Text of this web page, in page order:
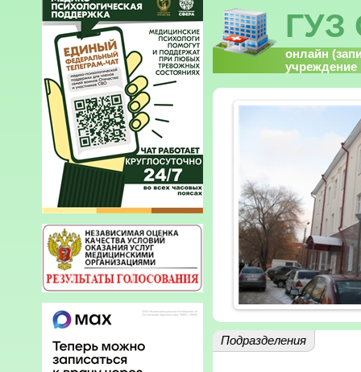
ГУЗ
онлайн
учреждение
Подразделения